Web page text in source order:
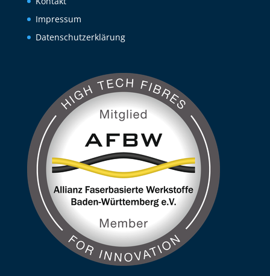
Impressum
Datenschutzerklärung